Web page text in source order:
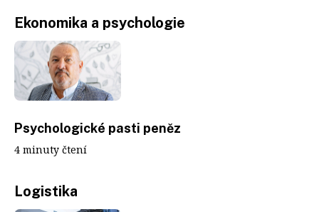
Ekonomika a psychologie
Psychologické pasti peněz
4 minuty čtení
Logistika